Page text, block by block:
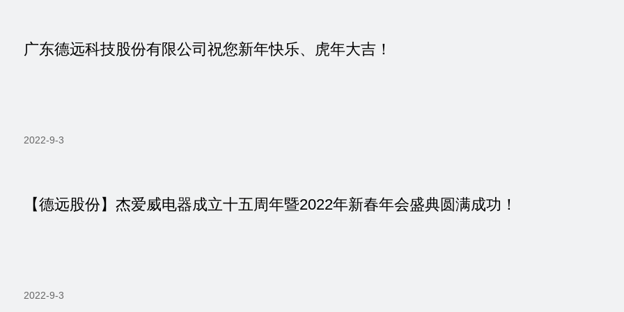
广东德远科技股份有限公司祝您新年快乐、虎年大吉！
2022-9-3
【德远股份】杰爱威电器成立十五周年暨2022年新春年会盛典圆满成功！
2022-9-3